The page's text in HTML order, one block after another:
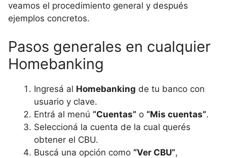
veamos el procedimiento general y después
ejemplos concretos.
Pasos generales en cualquier
Homebanking
Ingresá al Homebanking de tu banco con
usuario y clave.
Entrá al menú “Cuentas” o “Mis cuentas”.
Seleccioná la cuenta de la cual querés
obtener el CBU.
Buscá una opción como “Ver CBU”,